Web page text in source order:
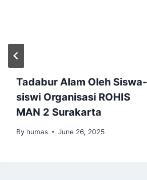
Tadabur Alam Oleh Siswa-
siswi Organisasi ROHIS
MAN 2 Surakarta
By humas June 26, 2025